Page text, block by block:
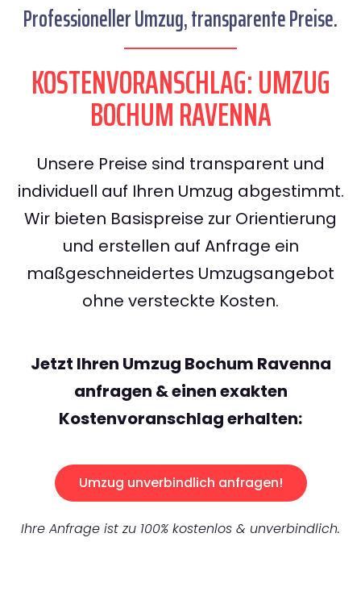
Professioneller Umzug, transparente Preise.
KOSTENVORANSCHLAG: UMZUG
BOCHUM RAVENNA
Unsere Preise sind transparent und
individuell auf Ihren Umzug abgestimmt.
Wir bieten Basispreise zur Orientierung
und erstellen auf Anfrage ein
maßgeschneidertes Umzugsangebot
ohne versteckte Kosten.
Jetzt Ihren Umzug Bochum Ravenna
anfragen & einen exakten
Kostenvoranschlag erhalten:
Umzug unverbindlich anfragen!
Ihre Anfrage ist zu 100% kostenlos & unverbindlich.